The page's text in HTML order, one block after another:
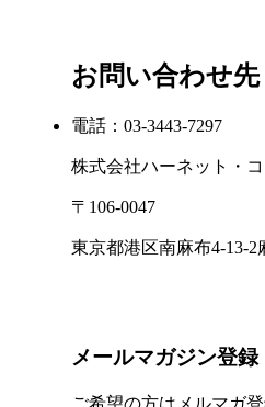
お問い合わせ先
電話：03-3443-7297
株式会社ハーネット・
〒106-0047
東京都港区南麻布4-13-2
メールマガジン登録
ご希望の方はメルマガ